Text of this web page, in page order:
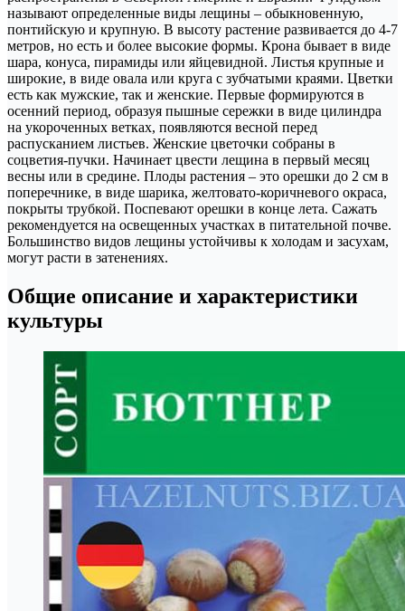
называют определенные виды лещины – обыкновенную,
понтийскую и крупную. В высоту растение развивается до 4-7
метров, но есть и более высокие формы. Крона бывает в виде
шара, конуса, пирамиды или яйцевидной. Листья крупные и
широкие, в виде овала или круга с зубчатыми краями. Цветки
есть как мужские, так и женские. Первые формируются в
осенний период, образуя пышные сережки в виде цилиндра
на укороченных ветках, появляются весной перед
распусканием листьев. Женские цветочки собраны в
соцветия-пучки. Начинает цвести лещина в первый месяц
весны или в средине. Плоды растения – это орешки до 2 см в
поперечнике, в виде шарика, желтовато-коричневого окраса,
покрыты трубкой. Поспевают орешки в конце лета. Сажать
рекомендуется на освещенных участках в питательной почве.
Большинство видов лещины устойчивы к холодам и засухам,
могут расти в затенениях.
Общие описание и характеристики
культуры